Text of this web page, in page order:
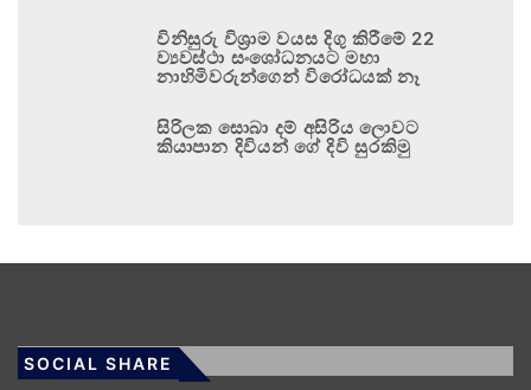
විනිසුරු විශ්‍රාම වයස දිගු කිරීමේ 22
ව්‍යවස්ථා සංශෝධනයට මහා
නාහිමිවරුන්ගෙන් විරෝධයක් නෑ
සිරිලක සොබා දම් අසිරිය ලොවට
කියාපාන දිවියන් ගේ දිවි සුරකිමු
SOCIAL SHARE